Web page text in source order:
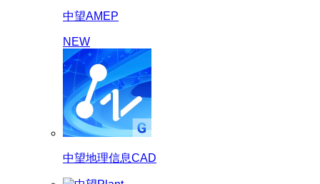
中望AMEP
NEW
中望地理信息CAD